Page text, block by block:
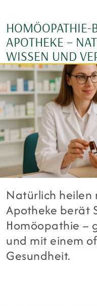
HOMÖOPATHIE-
APOTHEKE –
WISSEN UND
Natürlich heilen
Apotheke berät
Homöopathie –
und mit einem
Gesundheit.